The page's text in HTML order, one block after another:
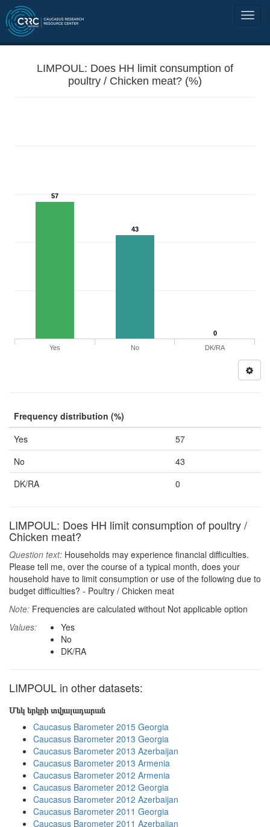
LIMPOUL: Does HH limit consumption of
poultry / Chicken meat? (%)
57
43
0
Yes
No DK/RA
Frequency distribution (%)
Yes
57
No
43
DK/RA
0
LIMPOUL: Does HH limit consumption of poultry /
Chicken meat?
Question text: Households may experience financial difficulties.
Please tell me, over the course of a typical month, does your
household have to limit consumption or use of the following due to
budget difficulties? - Poultry / Chicken meat
Note: Frequencies are calculated without Not applicable option
Values:
Yes
No
DK/RA
LIMPOUL in other datasets:
Մեկ երկրի տվյալադարան
Caucasus Barometer 2015 Georgia
Caucasus Barometer 2013 Georgia
Caucasus Barometer 2013 Azerbaijan
Caucasus Barometer 2013 Armenia
Caucasus Barometer 2012 Armenia
Caucasus Barometer 2012 Georgia
Caucasus Barometer 2012 Azerbaijan
Caucasus Barometer 2011 Georgia
Caucasus Barometer 2011 Azerbaijan